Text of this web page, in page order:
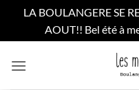
LA BOULANGERE SE
AOUT!! Bel été à